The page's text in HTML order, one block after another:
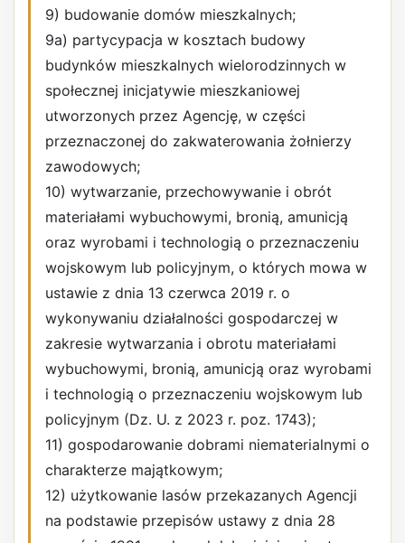
9) budowanie domów mieszkalnych;
9a) partycypacja w kosztach budowy
budynków mieszkalnych wielorodzinnych w
społecznej inicjatywie mieszkaniowej
utworzonych przez Agencję, w części
przeznaczonej do zakwaterowania żołnierzy
zawodowych;
10) wytwarzanie, przechowywanie i obrót
materiałami wybuchowymi, bronią, amunicją
oraz wyrobami i technologią o przeznaczeniu
wojskowym lub policyjnym, o których mowa w
ustawie z dnia 13 czerwca 2019 r. o
wykonywaniu działalności gospodarczej w
zakresie wytwarzania i obrotu materiałami
wybuchowymi, bronią, amunicją oraz wyrobami
i technologią o przeznaczeniu wojskowym lub
policyjnym (Dz. U. z 2023 r. poz. 1743);
11) gospodarowanie dobrami niematerialnymi o
charakterze majątkowym;
12) użytkowanie lasów przekazanych Agencji
na podstawie przepisów ustawy z dnia 28